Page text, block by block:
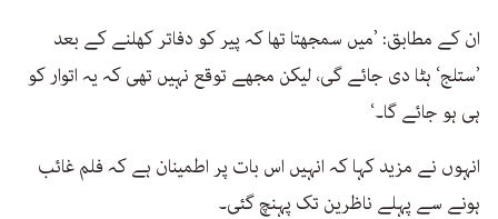
ان کے مطابق: ’میں سمجھتا تھا کہ پیر کو دفاتر کھلنے کے بعد
’ستلج‘ ہٹا دی جائے گی، لیکن مجھے توقع نہیں تھی کہ یہ اتوار کو
ہی ہو جائے گا۔‘
انہوں نے مزید کہا کہ انہیں اس بات پر اطمینان ہے کہ فلم غائب
ہونے سے پہلے ناظرین تک پہنچ گئی۔